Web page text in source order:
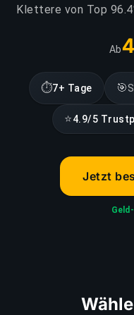
Klettere von Top
Ab
⏱7+ Tage 🎯
⭐4.9/5
Jetzt